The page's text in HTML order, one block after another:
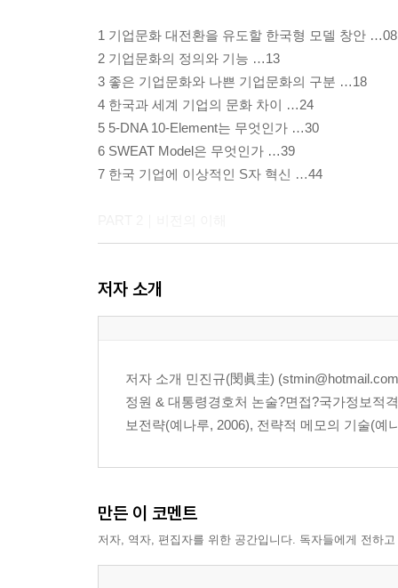
1 기업문화 대전환을 유도할 한국형 모델 창안 …08
2 기업문화의 정의와 기능 …13
3 좋은 기업문화와 나쁜 기업문화의 구분 …18
4 한국과 세계 기업의 문화 차이 …24
5 5-DNA 10-Element는 무엇인가 …30
6 SWEAT Model은 무엇인가 …39
7 한국 기업에 이상적인 S자 혁신 …44
9 오너의 경영철학 정립이 출발점 …57
10 협력업체와 상생하는 기업문화 정립 필요 …64
13 창의성을 죽이는 대기업의 기업문화 …82
PART 3｜비전과 사업의 정돈
16 마케팅 전략의 부재로 신사업마다 실패 …99
17 뉴비즈니스로 세계를 제패하다 …104
18 정체성이 없는 대기업 광고전략 …109
저자 소개
저자 소개 민진규(閔眞圭)
정원 & 대통령경호처 논술?면접?국가정보적
보전략(예나루, 2006), 전략적 메모의 기술(예
만든 이 코멘트
저자, 역자, 편집자를 위한 공간입니다. 독자들에게 전하